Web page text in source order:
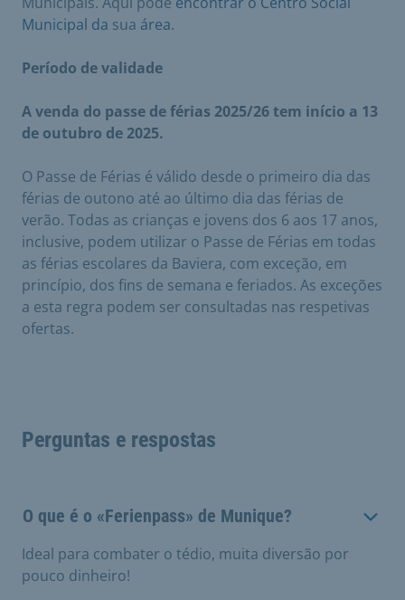
Municipal da sua área.
Período de validade
A venda do passe de férias 2025/26 tem início a 13
de outubro de 2025.
O Passe de Férias é válido desde o primeiro dia das
férias de outono até ao último dia das férias de
verão. Todas as crianças e jovens dos 6 aos 17 anos,
inclusive, podem utilizar o Passe de Férias em todas
as férias escolares da Baviera, com exceção, em
princípio, dos fins de semana e feriados. As exceções
a esta regra podem ser consultadas nas respetivas
ofertas.
Perguntas e respostas
O que é o «Ferienpass» de Munique?
Ideal para combater o tédio, muita diversão por
pouco dinheiro!